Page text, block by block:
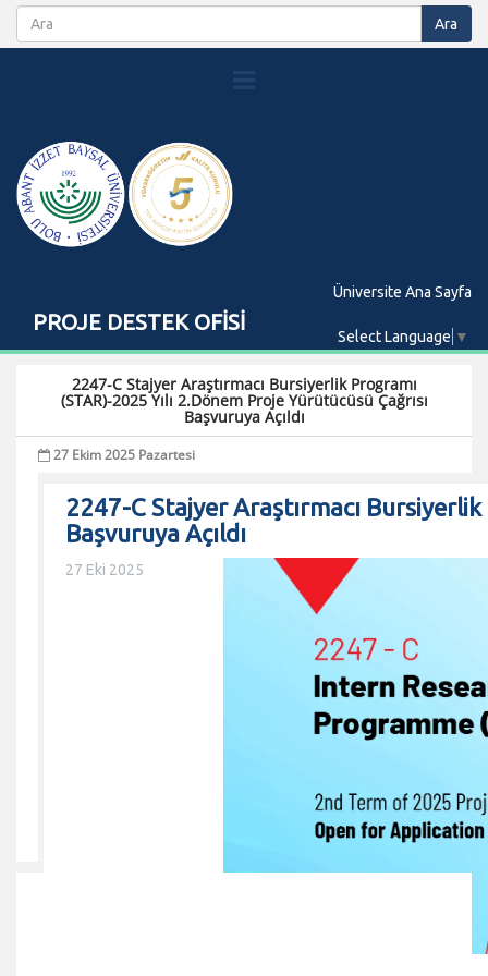
PROJE DESTEK OFİSİ
Üniversite Ana Sayfa
Select Language ▼
2247-C Stajyer Araştırmacı Bursiyerlik Programı
(STAR)-2025 Yılı 2.Dönem Proje Yürütücüsü Çağrısı
Başvuruya Açıldı
27 Ekim 2025 Pazartesi
2247-C Stajyer Araştırmacı Bursiyerlik
Başvuruya Açıldı
27 Eki 2025